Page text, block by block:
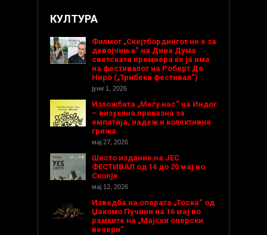
КУЛТУРА
Филмот „Скејтбордингот не е за
девојчиња“ на Дина Дума
светската премиера ќе ја има
на фестивалот на Роберт Де
Ниро („Трибека фестивал“)
јуни 1, 2026
Изложбата „Меѓу нас“ на Индог
– визуелна приказна за
емпатија, надеж и колективна
грижа
мај 27, 2026
Шесто издание на ЈЕС
ФЕСТИВАЛ од 14 до 20 мај во
Скопје
мај 12, 2026
Изведба на операта „Тоска“ од
Џакомо Пучини на 16 мај во
рамките на „Мајски оперски
вечери“